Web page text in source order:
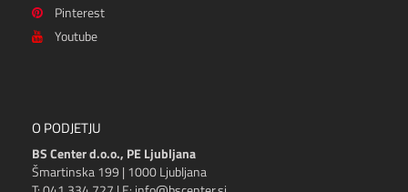
Pinterest
Youtube
O PODJETJU
BS Center d.o.o., PE Ljubljana
Šmartinska 199 | 1000 Ljubljana